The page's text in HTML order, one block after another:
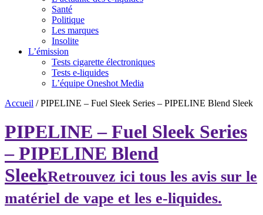
Santé
Politique
Les marques
Insolite
L’émission
Tests cigarette électroniques
Tests e-liquides
L’équipe Oneshot Media
Accueil /PIPELINE – Fuel Sleek Series – PIPELINE Blend Sleek
PIPELINE – Fuel Sleek Series
– PIPELINE Blend
SleekRetrouvez ici tous les avis sur le
matériel de vape et les e-liquides.